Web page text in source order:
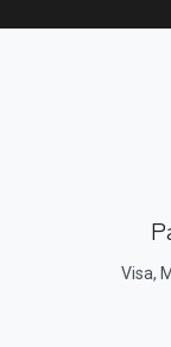
Visa,